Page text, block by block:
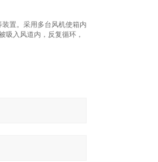
置。采用多台风机使箱内
吸入风道内，反复循环，